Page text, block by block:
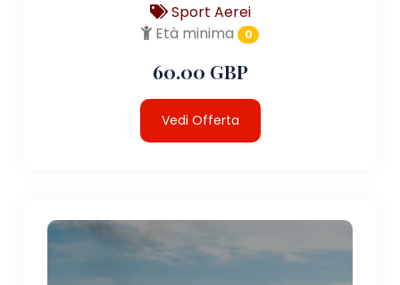
Sport Aerei
Età minima
0
60.00 GBP
Vedi Offerta